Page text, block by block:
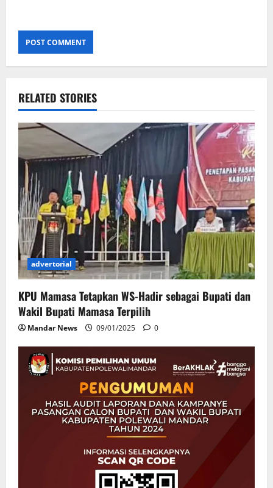
RELATED STORIES
advertorial
KPU Mamasa Tetapkan WS-Hadir sebagai Bupati dan
Wakil Bupati Mamasa Terpilih
Mandar News 09/01/2025 0